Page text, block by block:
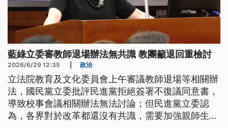
藍綠立委審教師退場辦法無共識 教團籲退回重檢討
2026/6/29 12:35 政治
立法院教育及文化委員會上午審議教師退場等相關辦
法，國民黨立委批評民進黨拒絕簽署不復議同意書，
導致校事會議相關辦法無法討論；但民進黨立委認
為，各界對於改革都還沒有共識，需要加強親師生間